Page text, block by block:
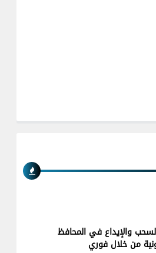
والإيداع في المحافظ
من خلال فوري